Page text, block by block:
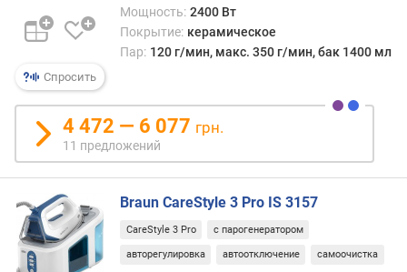
в
е
с
и
с
т
е
м
(
к
г
Спросить
Мощность: 2400 Вт
Покрытие: керамическое
Пар: 120 г/мин, макс. 350 г/мин, бак 1400 мл
4 472 — 6 077 грн.
11 предложений
Braun CareStyle 3 Pro IS 3157
CareStyle 3 Pro с парогенератором
авторегулировка автоотключение самоочистка